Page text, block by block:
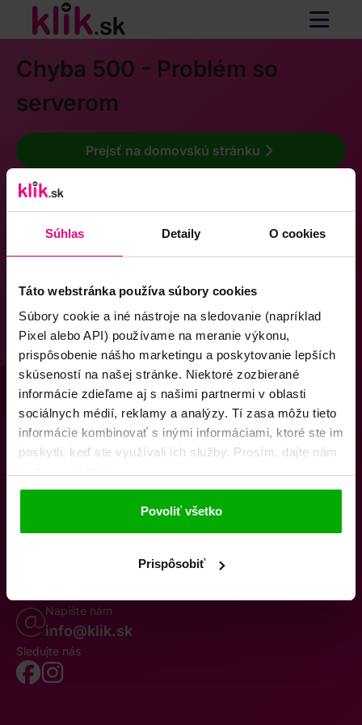
Súhlas Detaily O cookies
Táto webstránka používa súbory cookies
Súbory cookie a iné nástroje na sledovanie (napríklad
Pixel alebo API) používame na meranie výkonu,
prispôsobenie nášho marketingu a poskytovanie lepších
skúseností na našej stránke. Niektoré zozbierané
informácie zdieľame aj s našimi partnermi v oblasti
sociálnych médií, reklamy a analýzy. Tí zasa môžu tieto
informácie kombinovať s inými informáciami, ktoré ste im
poskytli, keď ste využívali ich služby. Prosím, dajte nám
Povoliť všetko
Prispôsobiť
Chyba 500 - Problém so
serverom
Prejsť na domovskú stránku
O násKontaktyK stiahnutiuObchodné podmienky
Odstúpenie od zmluvy
Oznámenie o cezhraničnej fúziiReklamačný poriadok
Volajte po–pia 8–19
Napište nám
info@klik.sk
Sledujte nás